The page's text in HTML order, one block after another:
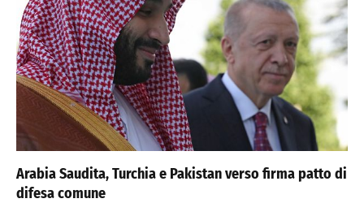
Arabia Saudita, Turchia e Pakistan verso firma patto di
difesa comune